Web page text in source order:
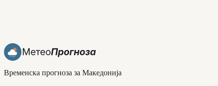
Временска прогноза за Македонија